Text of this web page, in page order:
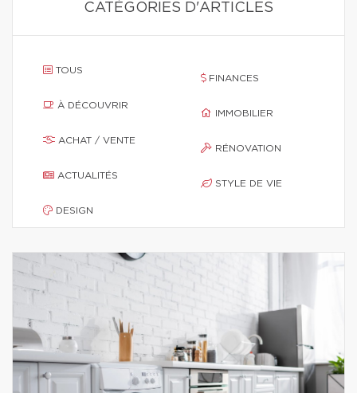
CATÉGORIES D'ARTICLES
TOUS
À DÉCOUVRIR
ACHAT / VENTE
ACTUALITÉS
DESIGN
FINANCES
IMMOBILIER
RÉNOVATION
STYLE DE VIE